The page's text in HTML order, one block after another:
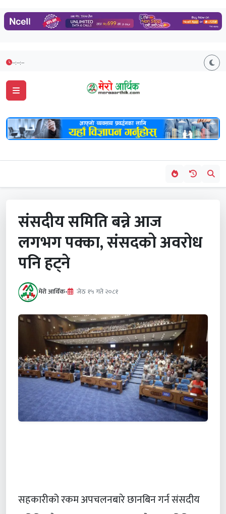
--:--:--
संसदीय समिति बन्ने आज
लगभग पक्का, संसदको अवरोध
पनि हट्ने
मेरो आर्थिक• जेठ १५ गते २०८१
सहकारीको रकम अपचलनबारे छानबिन गर्न संसदीय